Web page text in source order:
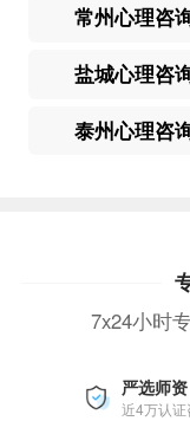
常州心理咨
盐城心理咨
泰州心理咨
7x24小时
严选师资
近4万认